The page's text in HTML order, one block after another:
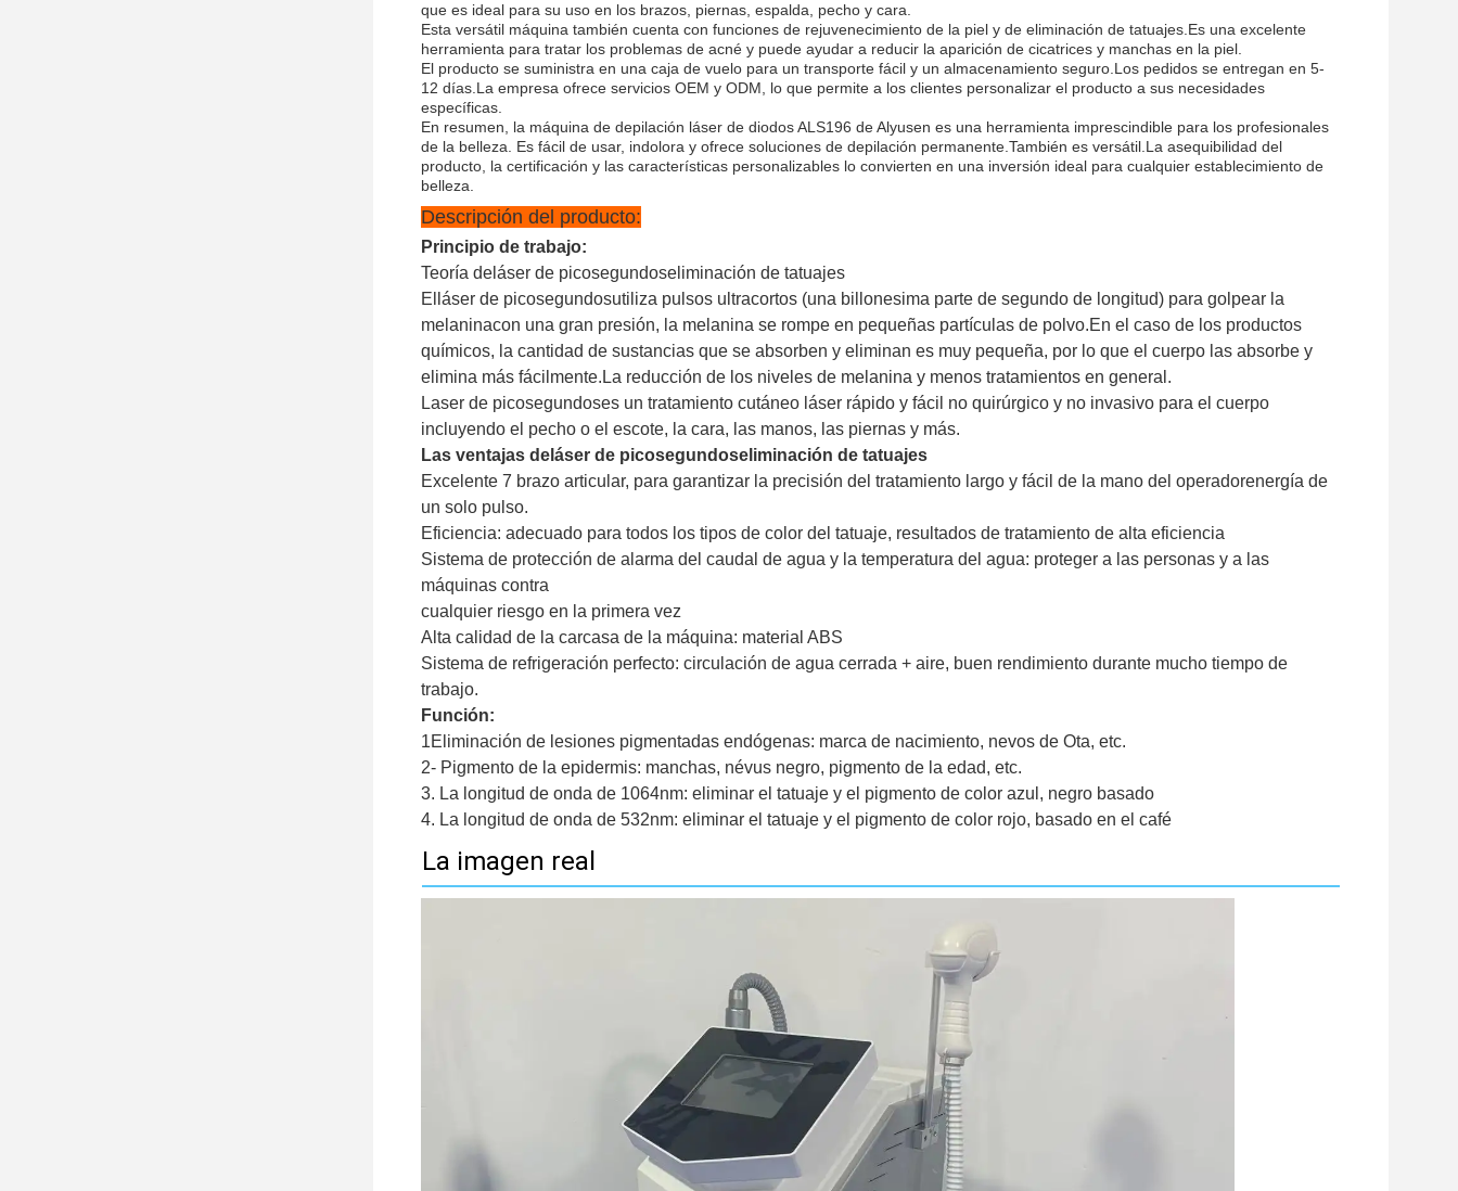
que es ideal para su uso en los brazos, piernas, espalda, pecho y cara.
Esta versátil máquina también cuenta con funciones de rejuvenecimiento de la piel y de eliminación de tatuajes.Es una excelente
herramienta para tratar los problemas de acné y puede ayudar a reducir la aparición de cicatrices y manchas en la piel.
El producto se suministra en una caja de vuelo para un transporte fácil y un almacenamiento seguro.Los pedidos se entregan en 5-
12 días.La empresa ofrece servicios OEM y ODM, lo que permite a los clientes personalizar el producto a sus necesidades
específicas.
En resumen, la máquina de depilación láser de diodos ALS196 de Alyusen es una herramienta imprescindible para los profesionales
de la belleza. Es fácil de usar, indolora y ofrece soluciones de depilación permanente.También es versátil.La asequibilidad del
producto, la certificación y las características personalizables lo convierten en una inversión ideal para cualquier establecimiento de
belleza.
Descripción del producto:
Principio de trabajo:
Teoría de láser de picosegundoseliminación de tatuajes
El láser de picosegundosutiliza pulsos ultracortos (una billonesima parte de segundo de longitud) para golpear la
melaninacon una gran presión, la melanina se rompe en pequeñas partículas de polvo.En el caso de los productos
químicos, la cantidad de sustancias que se absorben y eliminan es muy pequeña, por lo que el cuerpo las absorbe y
elimina más fácilmente. La reducción de los niveles de melanina y menos tratamientos en general.
Laser de picosegundoses un tratamiento cutáneo láser rápido y fácil no quirúrgico y no invasivo para el cuerpo
incluyendo el pecho o el escote, la cara, las manos, las piernas y más.
Las ventajas de láser de picosegundoseliminación de tatuajes
Excelente 7 brazo articular, para garantizar la precisión del tratamiento largo y fácil de la mano del operadorenergía de
un solo pulso.
Eficiencia: adecuado para todos los tipos de color del tatuaje, resultados de tratamiento de alta eficiencia
Sistema de protección de alarma del caudal de agua y la temperatura del agua: proteger a las personas y a las
máquinas contra
cualquier riesgo en la primera vez
Alta calidad de la carcasa de la máquina: material ABS
Sistema de refrigeración perfecto: circulación de agua cerrada + aire, buen rendimiento durante mucho tiempo de
trabajo.
Función:
1Eliminación de lesiones pigmentadas endógenas: marca de nacimiento, nevos de Ota, etc.
2- Pigmento de la epidermis: manchas, névus negro, pigmento de la edad, etc.
3. La longitud de onda de 1064nm: eliminar el tatuaje y el pigmento de color azul, negro basado
4. La longitud de onda de 532nm: eliminar el tatuaje y el pigmento de color rojo, basado en el café
La imagen real